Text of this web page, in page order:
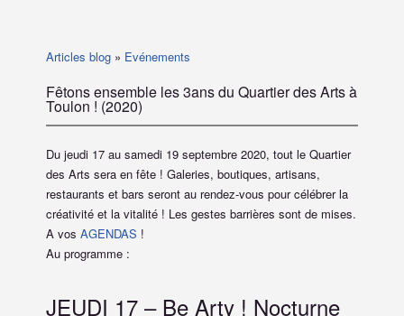
Articles blog » Evénements
Fêtons ensemble les 3ans du Quartier des Arts à
Toulon ! (2020)
Du jeudi 17 au samedi 19 septembre 2020, tout le Quartier
des Arts sera en fête ! Galeries, boutiques, artisans,
restaurants et bars seront au rendez-vous pour célébrer la
créativité et la vitalité ! Les gestes barrières sont de mises.
A vos AGENDAS !
Au programme :
JEUDI 17 – Be Arty ! Nocturne